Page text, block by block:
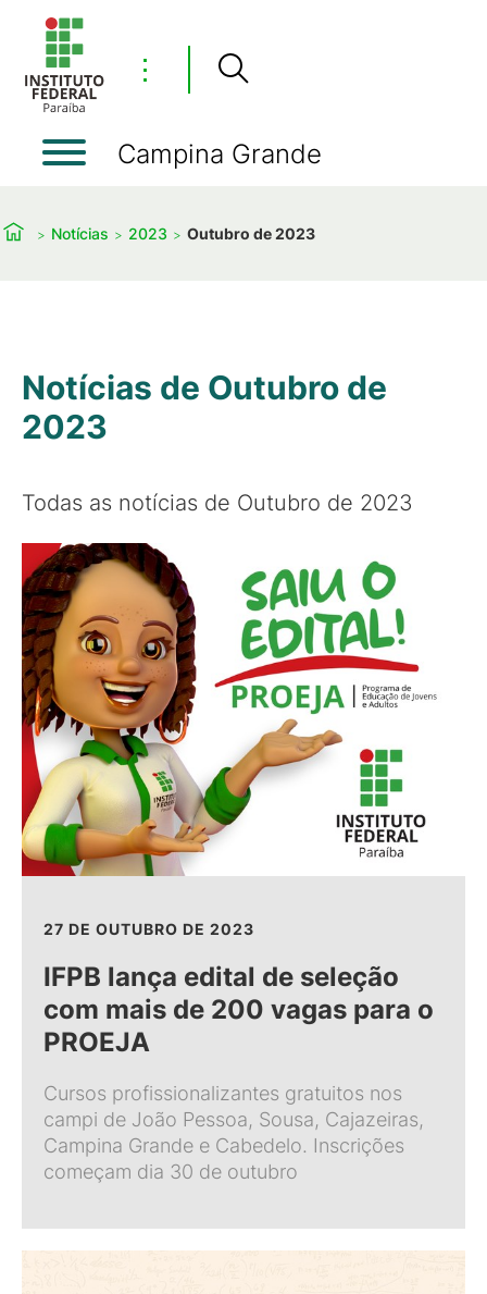
⋮
Campina Grande
Notícias 2023 Outubro de 2023
Notícias de Outubro de
2023
Todas as notícias de Outubro de 2023
27 DE OUTUBRO DE 2023
IFPB lança edital de seleção
com mais de 200 vagas para o
PROEJA
Cursos profissionalizantes gratuitos nos
campi de João Pessoa, Sousa, Cajazeiras,
Campina Grande e Cabedelo. Inscrições
começam dia 30 de outubro